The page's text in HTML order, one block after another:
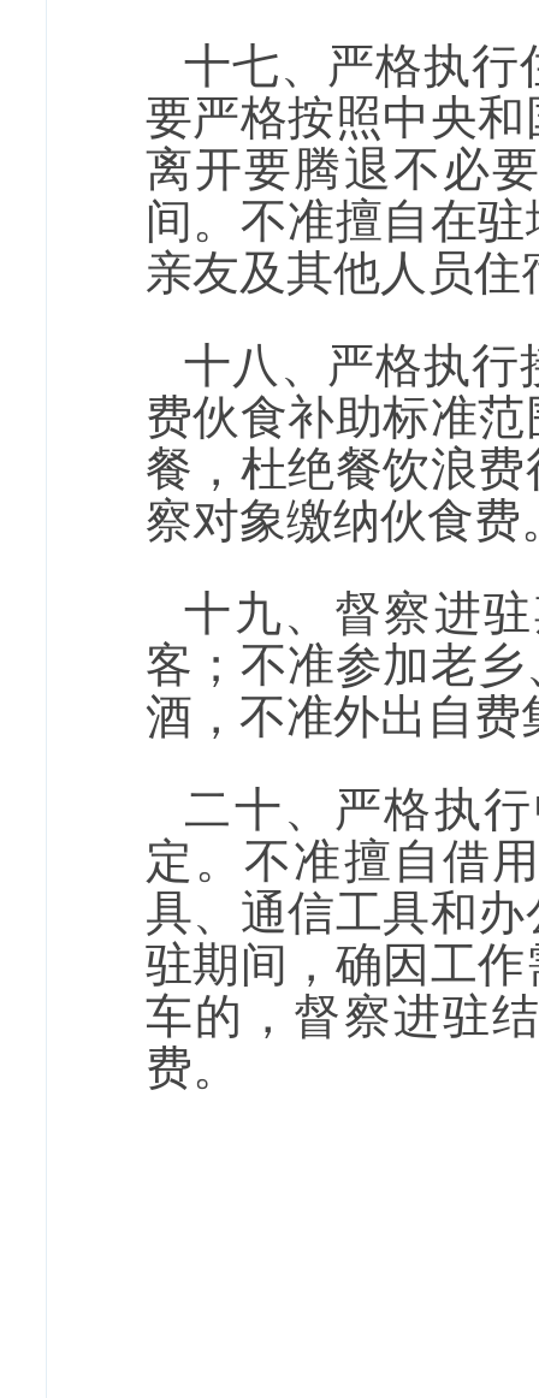
十七、严格执行
要严格按照中央
离开要腾退不必
间。不准擅自在
亲友及其他人员住
十八、严格执行
费伙食补助标准
餐，杜绝餐饮浪
察对象缴纳伙食费
十九、督察进
客；不准参加老
酒，不准外出自费
二十、严格执
定。不准擅自借
具、通信工具和
驻期间，确因工
车的，督察进驻
费。